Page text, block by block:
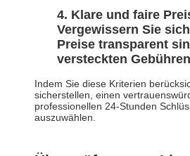
Klare und faire
Vergewissern Sie
Preise transparent
versteckten
Indem Sie diese Kriterien
sicherstellen, einen
professionellen 24-Stunden
auszuwählen.